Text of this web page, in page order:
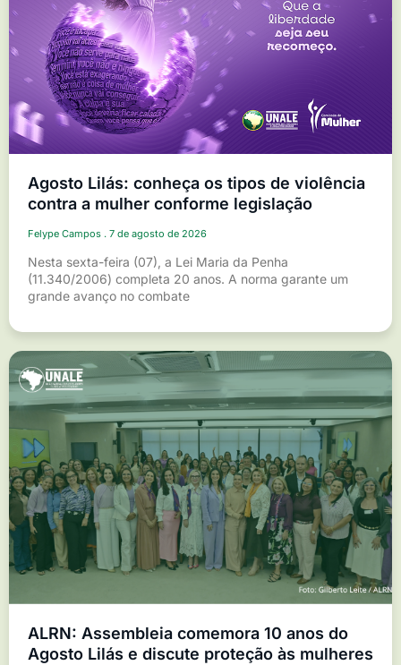
Agosto Lilás: conheça os tipos de violência
contra a mulher conforme legislação
Felype Campos 7 de agosto de 2026
Nesta sexta-feira (07), a Lei Maria da Penha
(11.340/2006) completa 20 anos. A norma garante um
grande avanço no combate
ALRN: Assembleia comemora 10 anos do
Agosto Lilás e discute proteção às mulheres